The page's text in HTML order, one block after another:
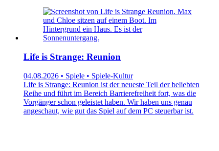
Life is Strange: Reunion
04.08.2026 • Spiele • Spiele-Kultur
Life is Strange: Reunion ist der neueste Teil der beliebten
Reihe und führt im Bereich Barrierefreiheit fort, was die
Vorgänger schon geleistet haben. Wir haben uns genau
angeschaut, wie gut das Spiel auf dem PC steuerbar ist.